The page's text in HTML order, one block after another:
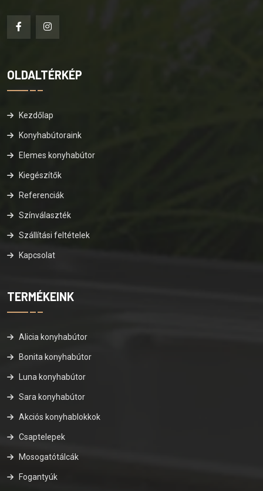
OLDALTÉRKÉP
Kezdőlap
Konyhabútoraink
Elemes konyhabútor
Kiegészítők
Referenciák
Színválaszték
Szállítási feltételek
Kapcsolat
TERMÉKEINK
Alicia konyhabútor
Bonita konyhabútor
Luna konyhabútor
Sara konyhabútor
Akciós konyhablokkok
Csaptelepek
Mosogatótálcák
Fogantyúk